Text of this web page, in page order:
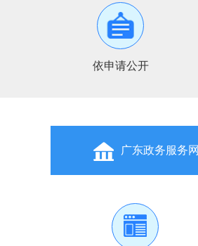
依申请公开
广东政务服务网